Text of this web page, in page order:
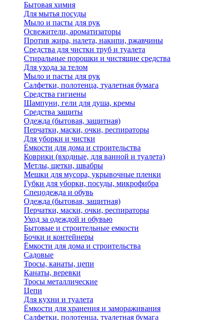
Бытовая химия
Для мытья посуды
Мыло и пасты для рук
Освежители, ароматизаторы
Против жира, налета, накипи, ржавчины
Средства для чистки труб и туалета
Стиральные порошки и чистящие средства
Для ухода за телом
Мыло и пасты для рук
Салфетки, полотенца, туалетная бумага
Средства гигиены
Шампуни, гели для душа, кремы
Средства защиты
Одежда (бытовая, защитная)
Перчатки, маски, очки, респираторы
Для уборки и чистки
Ёмкости для дома и строительства
Коврики (входные, для ванной и туалета)
Метлы, щетки, швабры
Мешки для мусора, укрывочные пленки
Губки для уборки, посуды, микрофибра
Спецодежда и обувь
Одежда (бытовая, защитная)
Перчатки, маски, очки, респираторы
Уход за одеждой и обувью
Бытовые и строительные емкости
Бочки и контейнеры
Ёмкости для дома и строительства
Садовые
Тросы, канаты, цепи
Канаты, веревки
Тросы металлические
Цепи
Для кухни и туалета
Ёмкости для хранения и замораживания
Салфетки, полотенца, туалетная бумага